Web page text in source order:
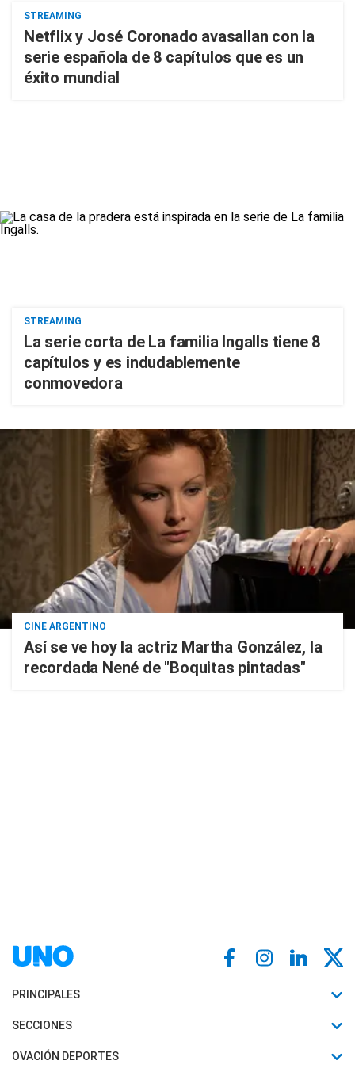
STREAMING
Netflix y José Coronado avasallan con la
serie española de 8 capítulos que es un
éxito mundial
STREAMING
La serie corta de La familia Ingalls tiene 8
capítulos y es indudablemente
conmovedora
CINE ARGENTINO
Así se ve hoy la actriz Martha González, la
recordada Nené de "Boquitas pintadas"
PRINCIPALES
Últimas Noticias
Política
SECCIONES
Horóscopo
OVACIÓN DEPORTES